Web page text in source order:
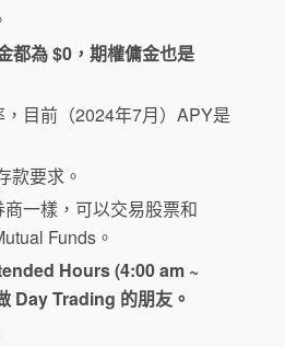
都為 $0，期權傭金也是
目前（2024年7月）APY是
款要求。
一樣，可以交易股票和
Funds。
Hours (4:00 am ~
Day Trading 的朋友。